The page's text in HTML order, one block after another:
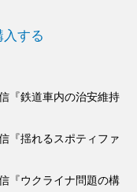
入する
『ウクライナ問題の構
『揺れるスポティファ
『鉄道車内の治安維持